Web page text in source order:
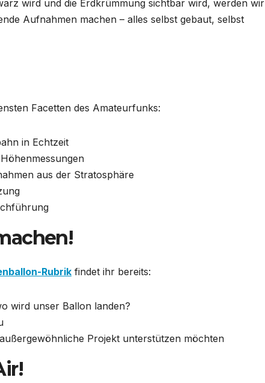
wird und die Erdkrümmung sichtbar wird, werden wir
Aufnahmen machen – alles selbst gebaut, selbst
Facetten des Amateurfunks:
in Echtzeit
aus der Stratosphäre
Rubrik findet ihr bereits:
wird unser Ballon landen?
Projekt unterstützen möchten